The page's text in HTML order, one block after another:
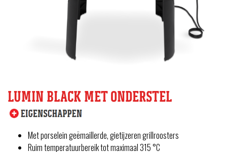
LUMIN BLACK MET ONDERSTEL
Met porselein geëmaillerde, gietijzeren grillroosters
Ruim temperatuurbereik tot maximaal 315 °C